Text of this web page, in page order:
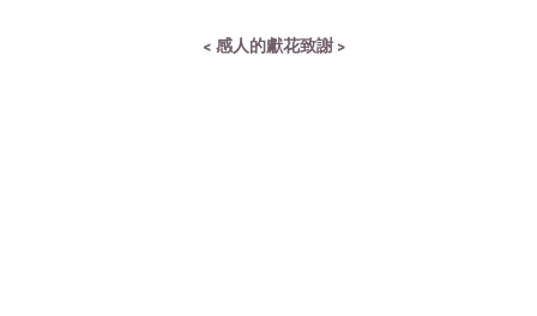
< 感人的獻花致謝 >